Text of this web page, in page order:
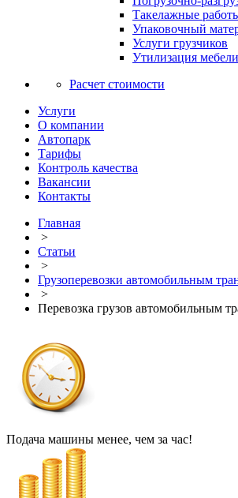
Такелажные
Упаковочный
Услуги грузчиков
Утилизация
Расчет стоимости
Услуги
О компании
Автопарк
Тарифы
Контроль качества
Вакансии
Контакты
Главная
>
Статьи
>
Грузоперевозки автомобильным
>
Перевозка грузов автомобильным
Подача машины менее, чем за час!